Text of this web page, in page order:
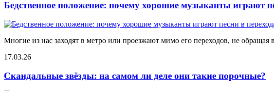
Бедственное положение: почему хорошие музыканты играют
Многие из нас заходят в метро или проезжают мимо его переходов, не обращая
17.03.26
Скандальные звёзды: на самом ли деле они такие порочные?